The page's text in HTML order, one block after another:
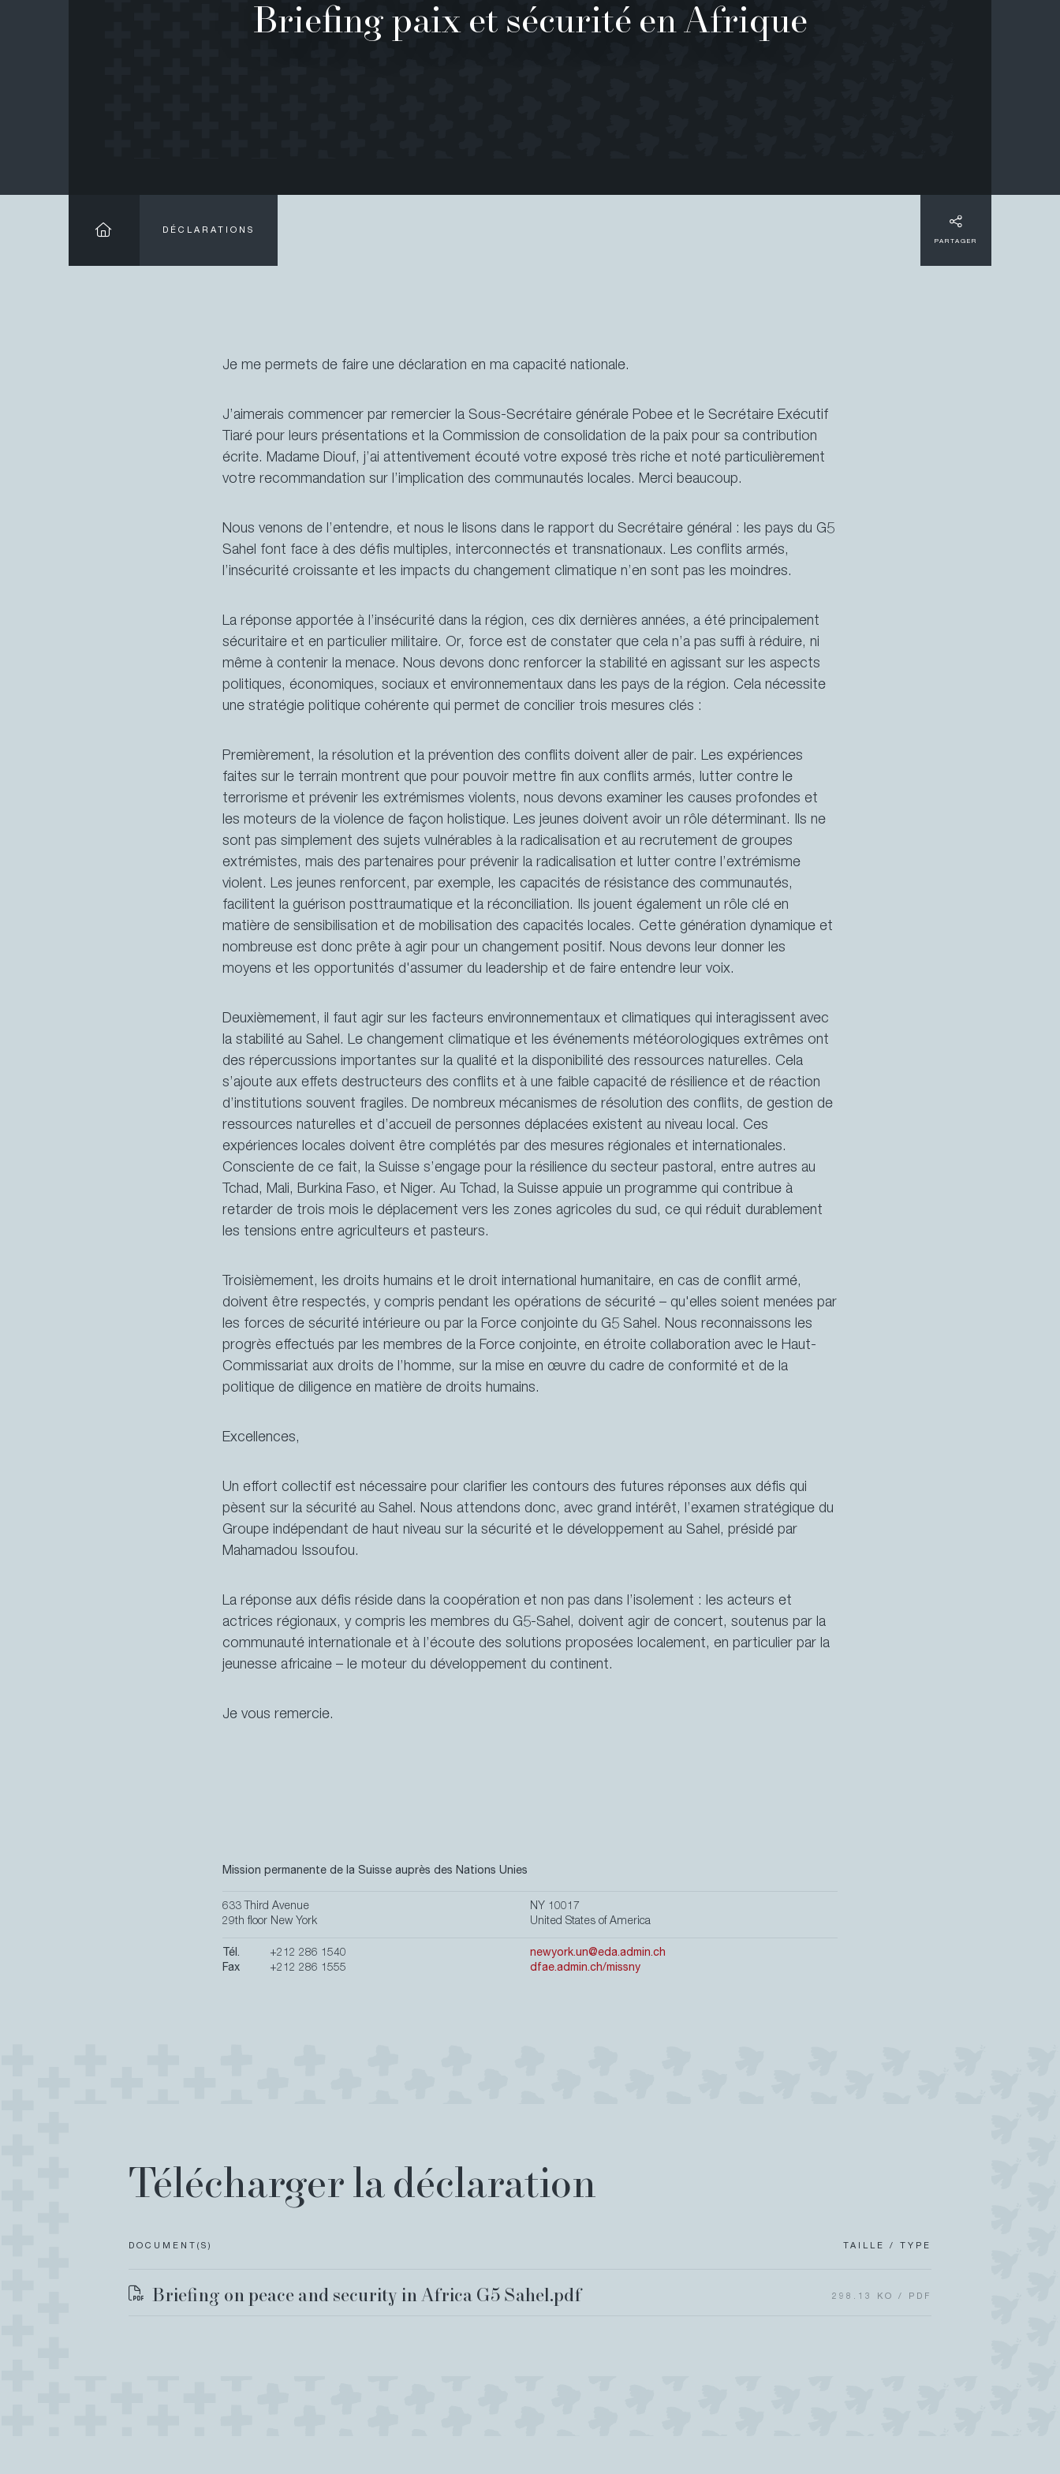
La Suisse au Conseil de sécurité 2023-2024
Les priorités de la Suisse
La Suisse et les Nations Unies
Déclarations
Briefing paix et sécurité en Afrique
DÉCLARATIONS
PARTAGER
Je me permets de faire une déclaration en ma capacité nationale.
J’aimerais commencer par remercier la Sous-Secrétaire générale Pobee et le Secrétaire Exécutif
Tiaré pour leurs présentations et la Commission de consolidation de la paix pour sa contribution
écrite. Madame Diouf, j’ai attentivement écouté votre exposé très riche et noté particulièrement
votre recommandation sur l’implication des communautés locales. Merci beaucoup.
Nous venons de l’entendre, et nous le lisons dans le rapport du Secrétaire général : les pays du G5
Sahel font face à des défis multiples, interconnectés et transnationaux. Les conflits armés,
l’insécurité croissante et les impacts du changement climatique n’en sont pas les moindres.
La réponse apportée à l’insécurité dans la région, ces dix dernières années, a été principalement
sécuritaire et en particulier militaire. Or, force est de constater que cela n’a pas suffi à réduire, ni
même à contenir la menace. Nous devons donc renforcer la stabilité en agissant sur les aspects
politiques, économiques, sociaux et environnementaux dans les pays de la région. Cela nécessite
une stratégie politique cohérente qui permet de concilier trois mesures clés :
Premièrement, la résolution et la prévention des conflits doivent aller de pair. Les expériences
faites sur le terrain montrent que pour pouvoir mettre fin aux conflits armés, lutter contre le
terrorisme et prévenir les extrémismes violents, nous devons examiner les causes profondes et
les moteurs de la violence de façon holistique. Les jeunes doivent avoir un rôle déterminant. Ils ne
sont pas simplement des sujets vulnérables à la radicalisation et au recrutement de groupes
extrémistes, mais des partenaires pour prévenir la radicalisation et lutter contre l’extrémisme
violent. Les jeunes renforcent, par exemple, les capacités de résistance des communautés,
facilitent la guérison posttraumatique et la réconciliation. Ils jouent également un rôle clé en
matière de sensibilisation et de mobilisation des capacités locales. Cette génération dynamique et
nombreuse est donc prête à agir pour un changement positif. Nous devons leur donner les
moyens et les opportunités d'assumer du leadership et de faire entendre leur voix.
Deuxièmement, il faut agir sur les facteurs environnementaux et climatiques qui interagissent avec
la stabilité au Sahel. Le changement climatique et les événements météorologiques extrêmes ont
des répercussions importantes sur la qualité et la disponibilité des ressources naturelles. Cela
s’ajoute aux effets destructeurs des conflits et à une faible capacité de résilience et de réaction
d’institutions souvent fragiles. De nombreux mécanismes de résolution des conflits, de gestion de
ressources naturelles et d’accueil de personnes déplacées existent au niveau local. Ces
expériences locales doivent être complétés par des mesures régionales et internationales.
Consciente de ce fait, la Suisse s’engage pour la résilience du secteur pastoral, entre autres au
Tchad, Mali, Burkina Faso, et Niger. Au Tchad, la Suisse appuie un programme qui contribue à
retarder de trois mois le déplacement vers les zones agricoles du sud, ce qui réduit durablement
les tensions entre agriculteurs et pasteurs.
Troisièmement, les droits humains et le droit international humanitaire, en cas de conflit armé,
doivent être respectés, y compris pendant les opérations de sécurité – qu'elles soient menées par
les forces de sécurité intérieure ou par la Force conjointe du G5 Sahel. Nous reconnaissons les
progrès effectués par les membres de la Force conjointe, en étroite collaboration avec le Haut-
Commissariat aux droits de l’homme, sur la mise en œuvre du cadre de conformité et de la
politique de diligence en matière de droits humains.
Excellences,
Un effort collectif est nécessaire pour clarifier les contours des futures réponses aux défis qui
pèsent sur la sécurité au Sahel. Nous attendons donc, avec grand intérêt, l’examen stratégique du
Groupe indépendant de haut niveau sur la sécurité et le développement au Sahel, présidé par
Mahamadou Issoufou.
La réponse aux défis réside dans la coopération et non pas dans l’isolement : les acteurs et
actrices régionaux, y compris les membres du G5-Sahel, doivent agir de concert, soutenus par la
communauté internationale et à l’écoute des solutions proposées localement, en particulier par la
jeunesse africaine – le moteur du développement du continent.
Je vous remercie.
Mission permanente de la Suisse auprès des Nations Unies
633 Third Avenue
29th floor New York
NY 10017
United States of America
Tél.
+212 286 1540
Fax
+212 286 1555
newyork.un@eda.admin.ch
dfae.admin.ch/missny
Télécharger la déclaration
DOCUMENT(S) TAILLE / TYPE
Briefing on peace and security in Africa G5 Sahel.pdf 298.13 KO / PDF